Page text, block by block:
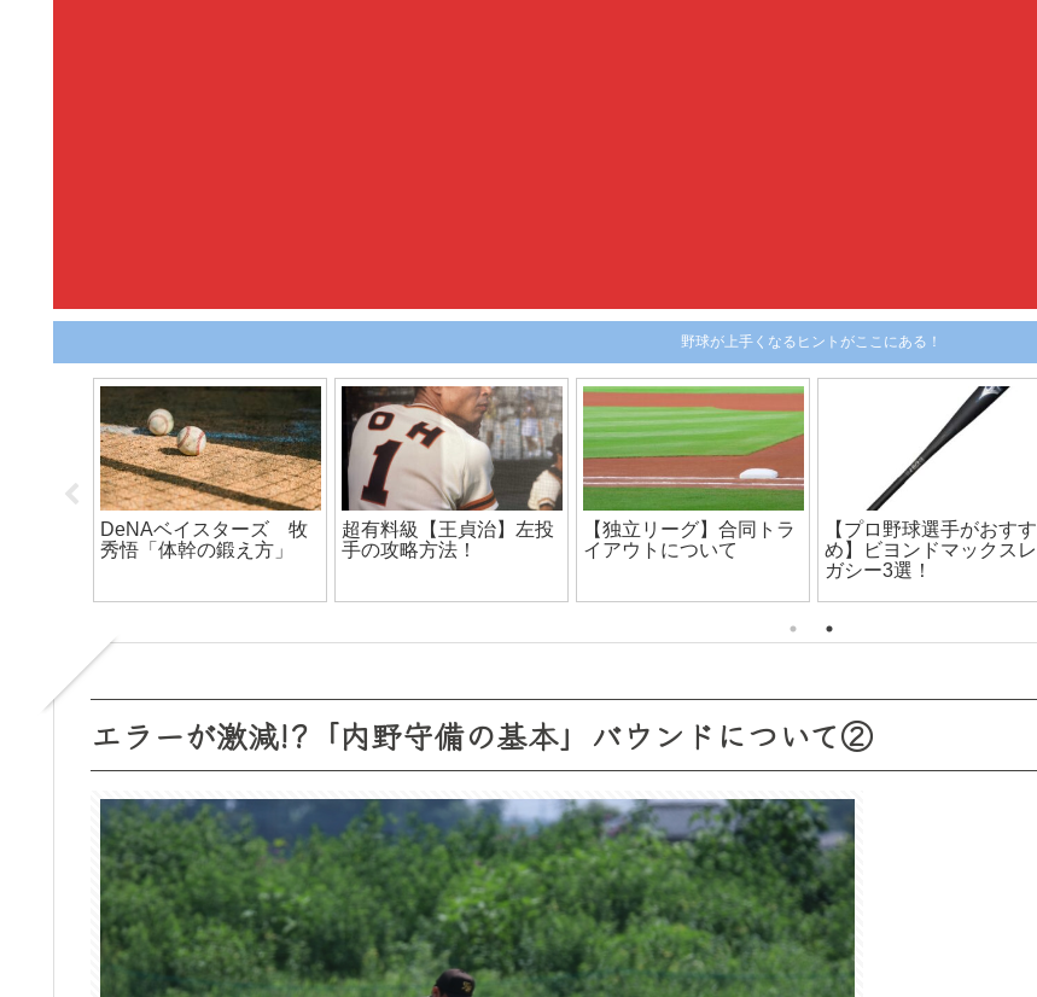
野球が上手くなるヒントがここにある！
DeNAベイスターズ 牧
秀悟「体幹の鍛え方」
超有料級【王貞治】左投
手の攻略方法！
【独立リーグ】合同トラ
イアウトについて
【プロ野球選手がおすす
め】ビヨンドマックスレ
ガシー3選！
エラーが激減!?「内野守備の基本」バウンドについて②